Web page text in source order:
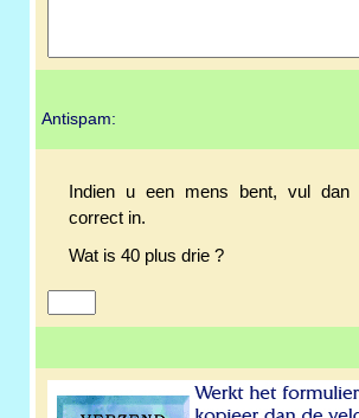
Antispam:
Indien u een mens bent, vul dan
correct in.
Wat is 40 plus drie ?